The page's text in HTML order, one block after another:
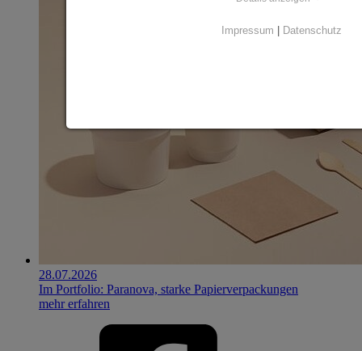
28.07.2026
Im Portfolio: Paranova, starke Papierverpackungen
mehr erfahren
Impressum Datenschutz